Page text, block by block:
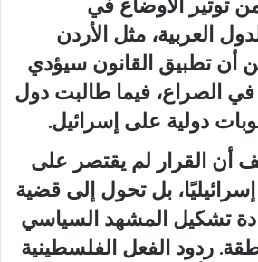
توتير الأوضاع في
العربية، مثل الأردن
تطبيق القانون سيؤدي
في الصراع، فيما طالبت دول
دولية على إسرائيل.
أن القرار لم يقتصر على
إسرائيليًا، بل تحول إلى قضية
تشكيل المشهد السياسي
ردود الفعل الفلسطينية